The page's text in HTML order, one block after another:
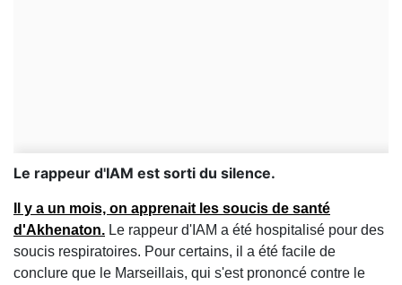
Le rappeur d'IAM est sorti du silence.
Il y a un mois, on apprenait les soucis de santé
d'Akhenaton. Le rappeur d'IAM a été hospitalisé pour des
soucis respiratoires. Pour certains, il a été facile de
conclure que le Marseillais, qui s'est prononcé contre le